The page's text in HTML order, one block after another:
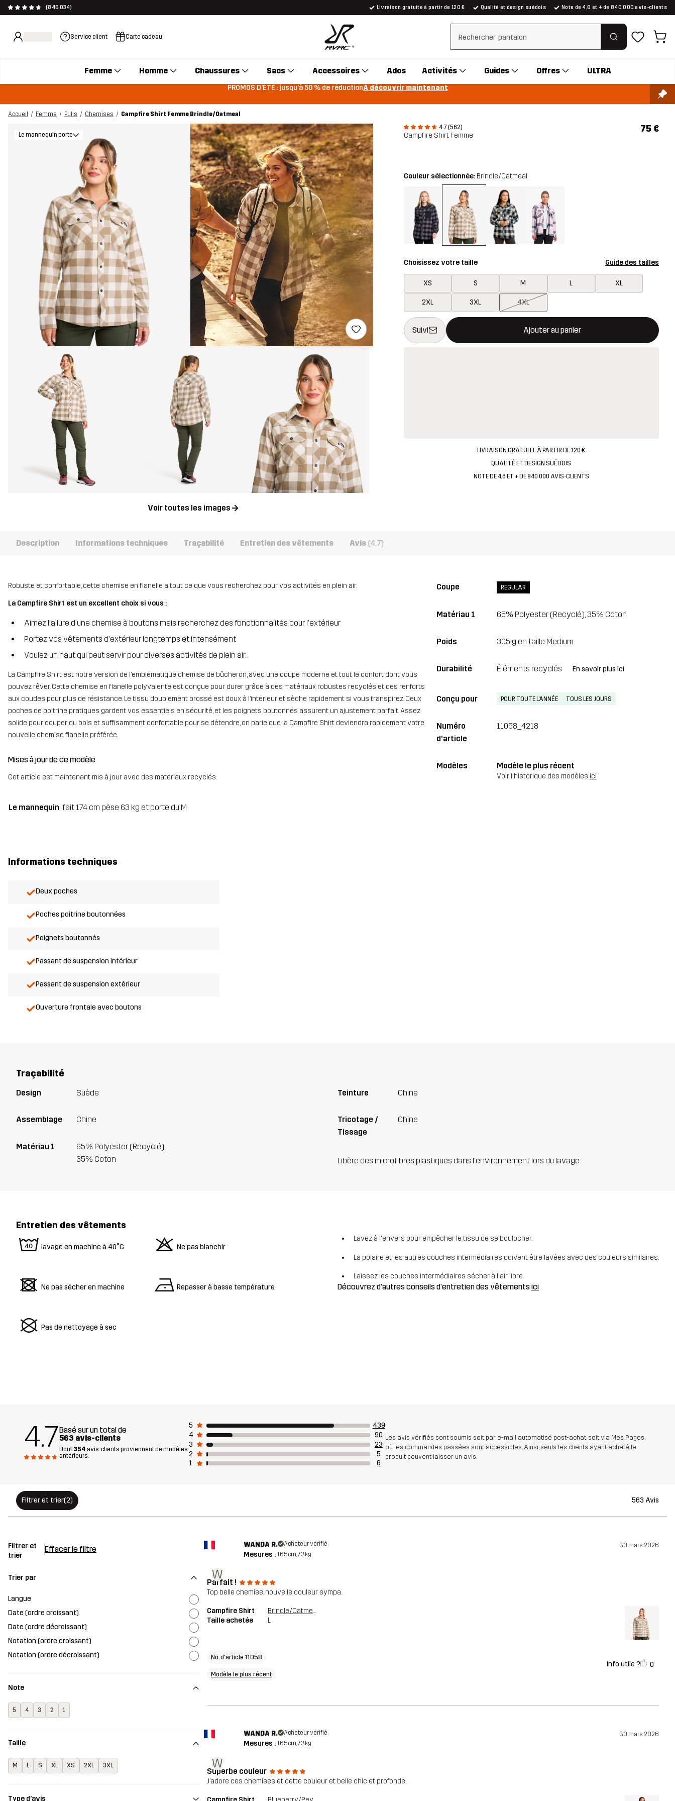
(846 034) Livraison gratuite à partir de 120 € Qualité et design suédois Note de 4,6 et + de 840 000 avis-clients
Service client Carte cadeau Effacer la recherche
Femme Homme Chaussures Sacs Accessoires Ados Activités Guides Offres ULTRA
PROMOS D'ÉTÉ : jusqu’à 50 % de réductionÀ découvrir maintenant
Accueil Femme Pulls Chemises
Campfire Shirt Femme Brindle/Oatmeal
4.7 (562)
Campfire Shirt Femme
75 €
Le mannequin porte
Voir toutes les images
Couleur sélectionnée: Brindle/Oatmeal
Choisissez votre taille Guide des tailles
XS S M L XL
2XL 3XL 4XL
Suivi Ajouter au panier
Ce bouton ouvrira une fenêtre modale confirmant un nouvel article dans le
{{taille}} non disponible
LIVRAISON GRATUITE À PARTIR DE 120 €
QUALITÉ ET DESIGN SUÉDOIS
NOTE DE 4,6 ET + DE 840 000 AVIS-CLIENTS
Description Informations techniques Traçabilité Entretien des vêtements Avis (4.7)
Robuste et confortable, cette chemise en flanelle a tout ce que vous recherchez pour vos activités en plein air.
La Campfire Shirt est un excellent choix si vous :
Aimez l’allure d’une chemise à boutons mais recherchez des fonctionnalités pour l’extérieur
Portez vos vêtements d’extérieur longtemps et intensément
Voulez un haut qui peut servir pour diverses activités de plein air.
La Campfire Shirt est notre version de l’emblématique chemise de bûcheron, avec une coupe moderne et tout le confort dont vous
pouvez rêver. Cette chemise en flanelle polyvalente est conçue pour durer grâce à des matériaux robustes recyclés et des renforts
aux coudes pour plus de résistance. Le tissu doublement brossé est doux à l’intérieur et sèche rapidement si vous transpirez. Deux
poches de poitrine pratiques gardent vos essentiels en sécurité, et les poignets boutonnés assurent un ajustement parfait. Assez
solide pour couper du bois et suffisamment confortable pour se détendre, on parie que la Campfire Shirt deviendra rapidement votre
nouvelle chemise flanelle préférée.
Mises à jour de ce modèle
Cet article est maintenant mis à jour avec des matériaux recyclés.
Le mannequin fait 174 cm pèse 63 kg et porte du M
Coupe REGULAR
Matériau 1 65% Polyester (Recyclé), 35% Coton
Poids 305 g en taille Medium
Durabilité Éléments recyclés En savoir plus ici
Conçu pour POUR TOUTE L'ANNÉE TOUS LES JOURS
Numéro
d'article
11058_4218
Modèles Modèle le plus récent
Voir l'historique des modèles ici
Informations techniques
Deux poches
Poches poitrine boutonnées
Poignets boutonnés
Passant de suspension intérieur
Passant de suspension extérieur
Ouverture frontale avec boutons
Traçabilité
Design Suède
Assemblage Chine
Matériau 1
65% Polyester (Recyclé),
35% Coton
Teinture Chine
Tricotage /
Tissage
Chine
Libère des microfibres plastiques dans l'environnement lors du lavage
Entretien des vêtements
8 lavage en machine à 40°C o Ne pas blanchir
d Ne pas sécher en machine n Repasser à basse température
U Pas de nettoyage à sec
Lavez à l'envers pour empêcher le tissu de se boulocher.
La polaire et les autres couches intermédiaires doivent être lavées avec des couleurs similaires.
Laissez les couches intermédiaires sécher à l'air libre.
Découvrez d'autres conseils d'entretien des vêtementsici
4.7Basé sur un total de
563 avis-clients
Dont 354 avis-clients proviennent de modèles
antérieurs.
5
439
4
90
3
23
2
5
1
6
Les avis vérifiés sont soumis soit par e-mail automatisé post-achat, soit via Mes Pages,
où les commandes passées sont accessibles. Ainsi, seuls les clients ayant acheté le
produit peuvent laisser un avis.
Filtrer et trier(2) 563 Avis
Filtrer et
trier
Effacer le filtre
Trier par
Langue
Date (ordre croissant)
Date (ordre décroissant)
Notation (ordre croissant)
Notation (ordre décroissant)
Note
5 4 3 2 1
Taille
M L S XL XS 2XL 3XL
Type d'avis
W
WANDA R. Acheteur vérifié 30 mars 2026
Mesures : 165cm, 73kg
Parfait !
Top belle chemise, nouvelle couleur sympa.
Campfire Shirt
Brindle/Oatmeal
Taille achetée
L
No. d'article 11058
Modèle le plus récent
Info utile ? 0
W
WANDA R. Acheteur vérifié 30 mars 2026
Mesures : 165cm, 73kg
Superbe couleur
J’adore ces chemises et cette couleur et belle chic et profonde.